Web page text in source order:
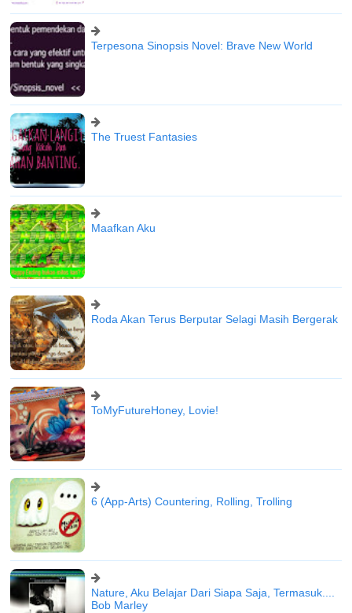
Terpesona Sinopsis Novel: Brave New World
The Truest Fantasies
Maafkan Aku
Roda Akan Terus Berputar Selagi Masih Bergerak
ToMyFutureHoney, Lovie!
6 (App-Arts) Countering, Rolling, Trolling
Nature, Aku Belajar Dari Siapa Saja, Termasuk....
Bob Marley